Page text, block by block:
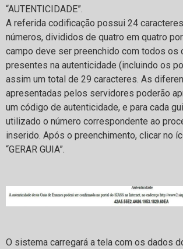
“AUTENTICIDADE”.
A referida codificação possui 24
números, divididos de quatro em quatro
campo deve ser preenchido com todos os
presentes na autenticidade (incluindo os
assim um total de 29 caracteres. As
apresentadas pelos servidores poderão
um código de autenticidade, e para cada
utilizado o número correspondente ao
inserido. Após o preenchimento, clicar no
“GERAR GUIA”.
O sistema carregará a tela com os dados